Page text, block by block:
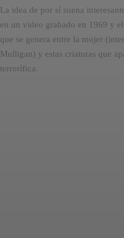
La idea de por sí suena
en un video grabado en 1969 y
que se genera entre la mujer
Mulligan) y estas criaturas que
terrorífica.